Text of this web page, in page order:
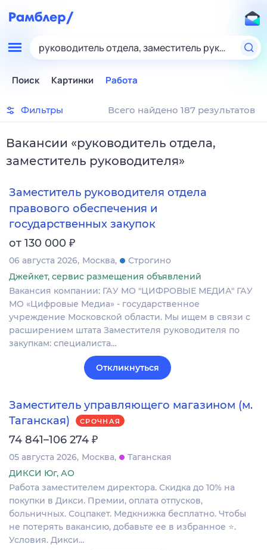
руководитель отдела, заместитель
Поиск Картинки Работа
Фильтры Всего найдено 187 результатов
Вакансии «руководитель отдела,
заместитель руководителя»
Заместитель руководителя отдела
правового обеспечения и
государственных закупок
от 130 000 ₽
06 августа 2026 Москва
Строгино
Джейкет, сервис размещения объявлений
Вакансия компании: ГАУ МО "ЦИФРОВЫЕ МЕДИА" ГАУ
МО «Цифровые Медиа» - государственное
учреждение Московской области. Мы ищем в связи с
расширением штата Заместителя руководителя по
закупкам: специалиста…
Откликнуться
Заместитель управляющего магазином (м.
Таганская)
СРОЧНАЯ
74 841–106 274 ₽
05 августа 2026 Москва
Таганская
ДИКСИ Юг, АО
Работа заместителем директора. Скидка до 10% на
покупки в Дикси. Премии, оплата отпусков,
больничных. Соцпакет. Медкнижка бесплатно. Чтобы
не потерять вакансию, добавьте ее в избранное ⭐.
Условия. Дикси…